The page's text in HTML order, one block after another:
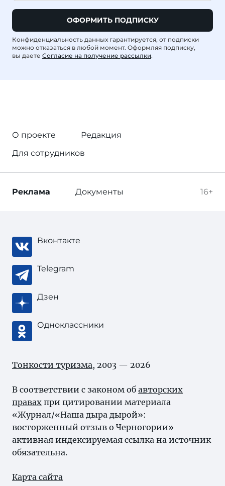
ОФОРМИТЬ ПОДПИСКУ
Конфиденциальность данных гарантируется, от подписки
можно отказаться в любой момент. Оформляя подписку,
вы даете Согласие на получение рассылки.
О проекте
Редакция
Для сотрудников
16+
Реклама Документы
Вконтакте
Telegram
Дзен
Одноклассники
Тонкости туризма, 2003 — 2026
В соответствии с законом об авторских
правах при цитировании материала
«Журнал/«Наша дыра дырой»:
восторженный отзыв о Черногории»
активная индексируемая ссылка на источник
обязательна.
Карта сайта